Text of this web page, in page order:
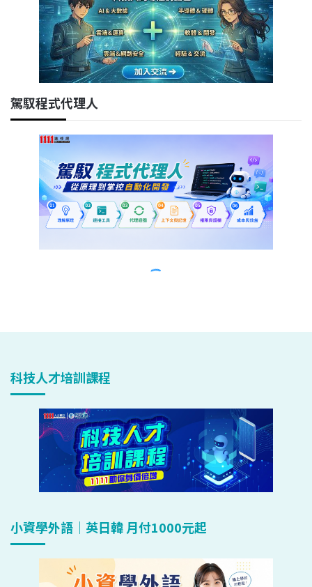
科技人才培訓課程
小資學外語｜英日韓 月付1000元起